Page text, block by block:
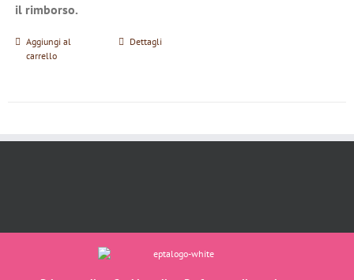
il rimborso.
Aggiungi al
carrello
Dettagli